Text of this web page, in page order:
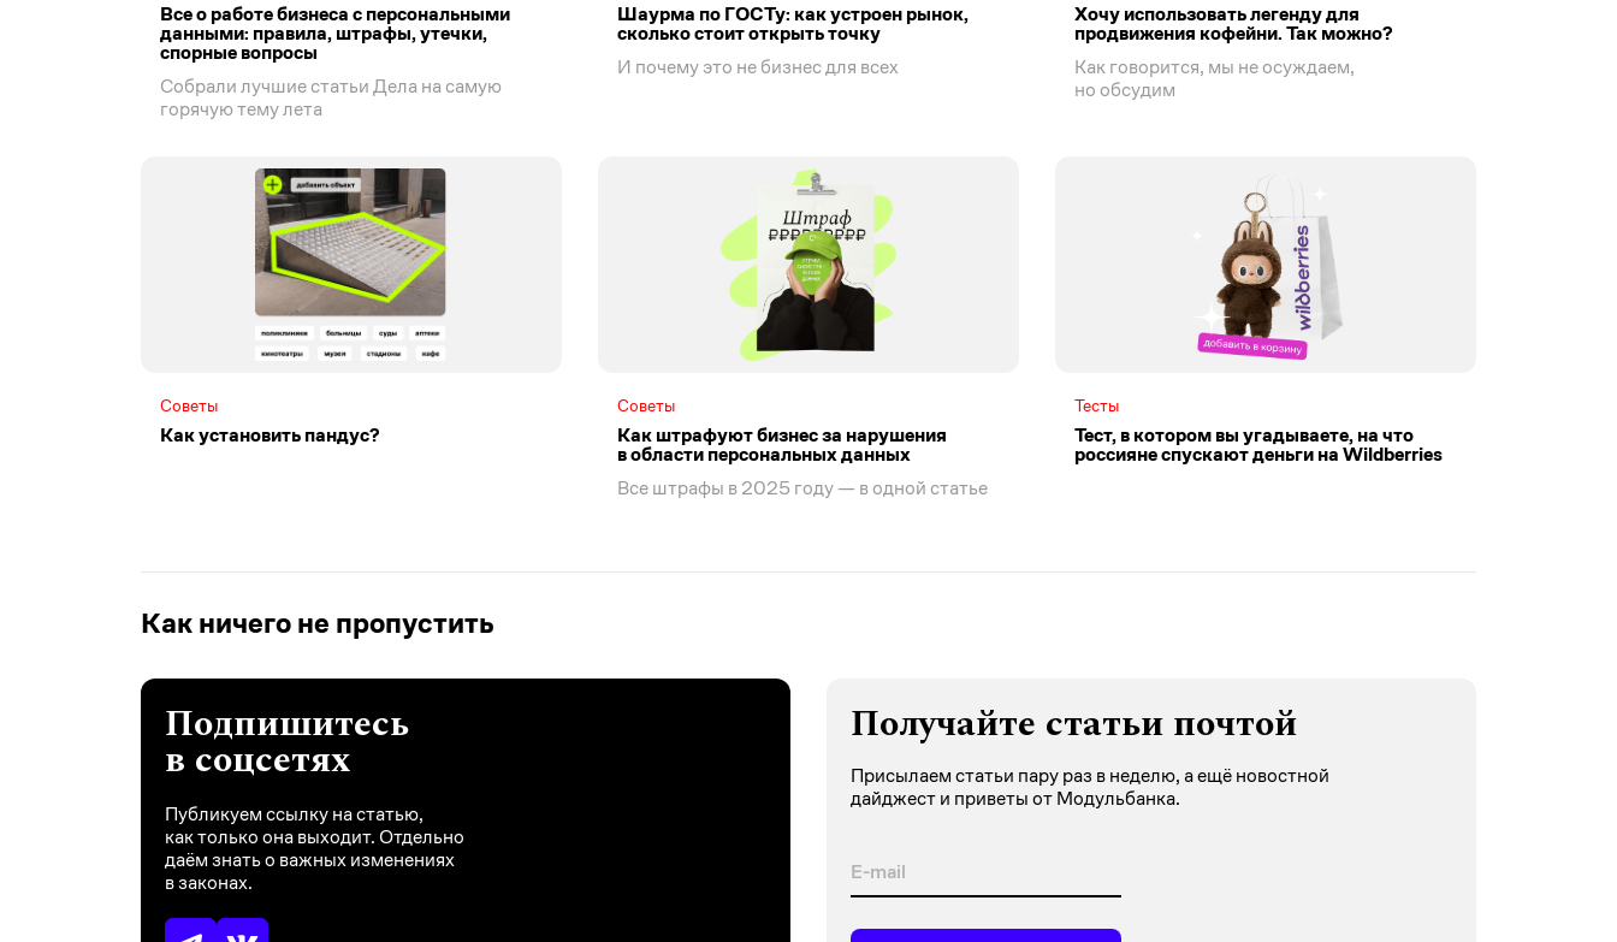
Все о работе бизнеса с персональными
данными: правила, штрафы, утечки,
спорные вопросы
Собрали лучшие статьи Дела на самую
горячую тему лета
Шаурма по ГОСТу: как устроен рынок,
сколько стоит открыть точку
И почему это не бизнес для всех
Хочу использовать легенду для
продвижения кофейни. Так можно?
Как говорится, мы не осуждаем,
но обсудим
Советы
Как установить пандус?
Советы
Как штрафуют бизнес за нарушения
в области персональных данных
Все штрафы в 2025 году — в одной статье
Тесты
Тест, в котором вы угадываете, на что
россияне спускают деньги на Wildberries
Как ничего не пропустить
Подпишитесь
в соцсетях
Публикуем ссылку на статью,
как только она выходит. Отдельно
даём знать о важных изменениях
в законах.
Получайте статьи почтой
Присылаем статьи пару раз в неделю, а ещё новостной
дайджест и приветы от Модульбанка.